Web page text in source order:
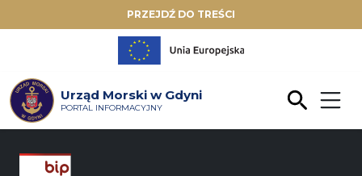
PRZEJDŹ DO TREŚCI
Urząd Morski w Gdyni
PORTAL INFORMACYJNY